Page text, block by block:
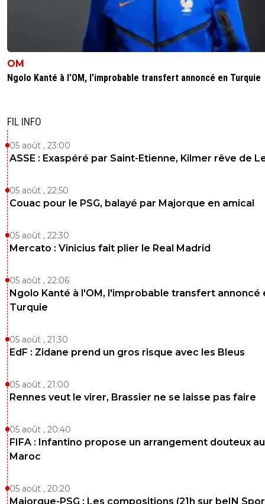
OM
Ngolo Kanté à l'OM, l'improbable transfert annoncé en Turquie
FIL INFO
05 août , 23:00
ASSE : Exaspéré par Saint-Etienne, Kilmer rêve de
05 août , 22:50
Couac pour le PSG, balayé par Majorque en amical
05 août , 22:30
Mercato : Vinicius fait plier le Real Madrid
05 août , 22:06
Ngolo Kanté à l'OM, l'improbable transfert annoncé
Turquie
05 août , 21:30
EdF : Zidane prend un gros risque avec les Bleus
05 août , 21:00
Rennes veut le virer, Brassier ne se laisse pas faire
05 août , 20:40
FIFA : Infantino propose un arrangement douteux au
Maroc
05 août , 20:20
Majorque-PSG : Les compositions (21h sur beIN